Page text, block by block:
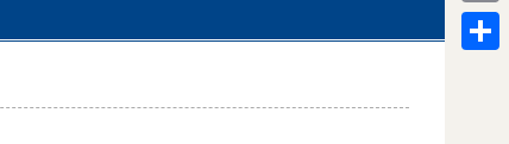
Mail
Print